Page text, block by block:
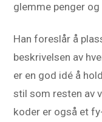
glemme penger
Han foreslår å
beskrivelsen av
er en god idé å
stil som resten av
koder er også et